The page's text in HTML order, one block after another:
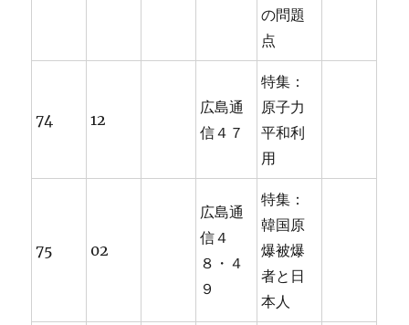
の問題
点
74 12
広島通
信４７
特集：
原子力
平和利
用
75 02
広島通
信４
８・４
９
特集：
韓国原
爆被爆
者と日
本人